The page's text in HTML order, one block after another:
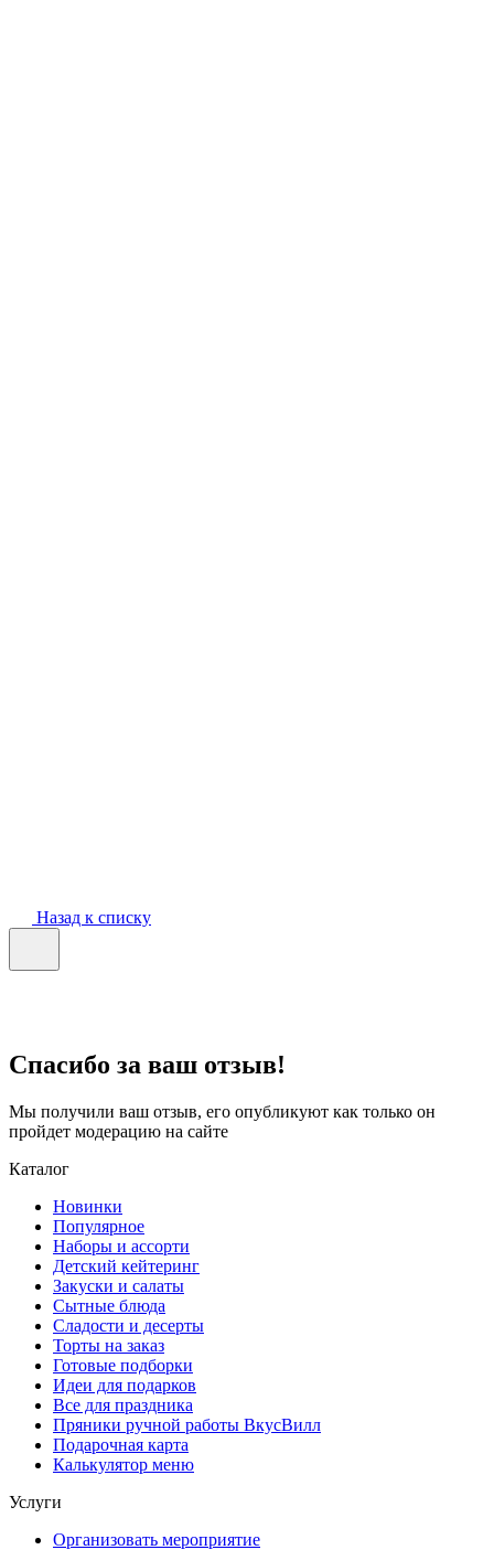
Назад к списку
Спасибо за ваш отзыв!
Мы получили ваш отзыв, его опубликуют как только он
пройдет модерацию на сайте
Каталог
Новинки
Популярное
Наборы и ассорти
Детский кейтеринг
Закуски и салаты
Сытные блюда
Сладости и десерты
Торты на заказ
Готовые подборки
Идеи для подарков
Все для праздника
Пряники ручной работы ВкусВилл
Подарочная карта
Калькулятор меню
Услуги
Организовать мероприятие